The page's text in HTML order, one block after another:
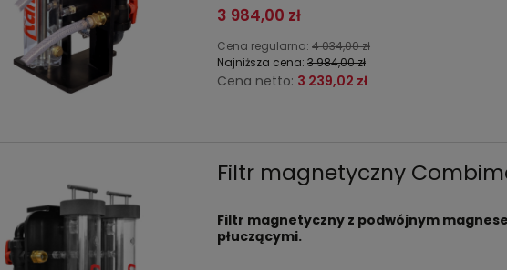
3 984,00 zł
Cena regularna:4 034,00 zł
Najniższa cena:3 984,00 zł
Cena netto: 3 239,02 zł
Filtr magnetyczny
Filtr magnetyczny z podwójnym
płuczącymi.